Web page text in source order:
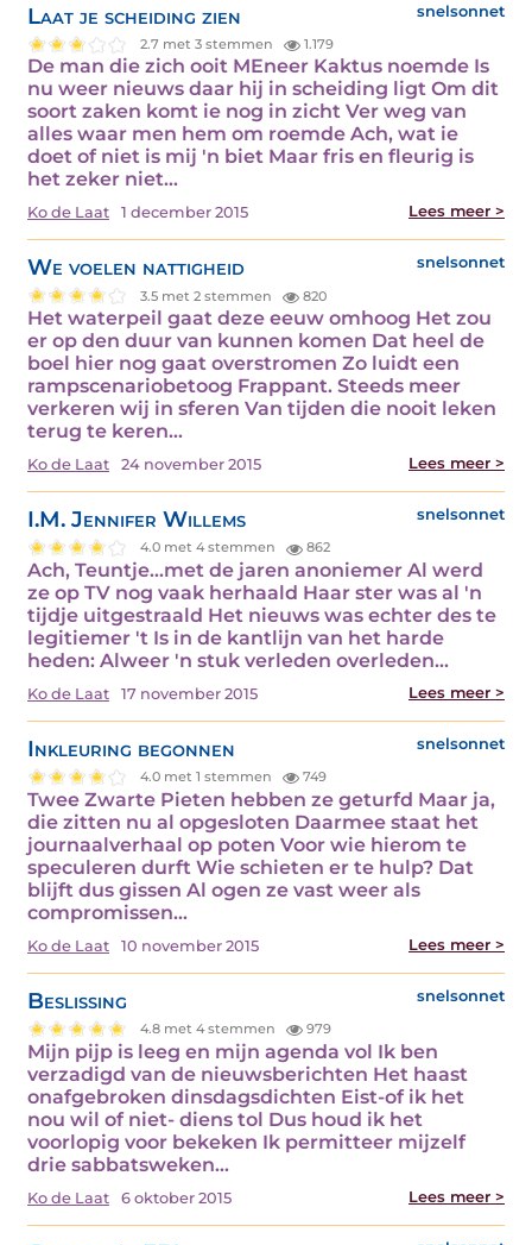
Laat je scheiding zien snelsonnet
2.7 met 3 stemmen 1.179
De man die zich ooit MEneer Kaktus noemde Is
nu weer nieuws daar hij in scheiding ligt Om dit
soort zaken komt ie nog in zicht Ver weg van
alles waar men hem om roemde Ach, wat ie
doet of niet is mij 'n biet Maar fris en fleurig is
het zeker niet…
Ko de Laat 1 december 2015 Lees meer >
We voelen nattigheid snelsonnet
3.5 met 2 stemmen 820
Het waterpeil gaat deze eeuw omhoog Het zou
er op den duur van kunnen komen Dat heel de
boel hier nog gaat overstromen Zo luidt een
rampscenariobetoog Frappant. Steeds meer
verkeren wij in sferen Van tijden die nooit leken
terug te keren…
Ko de Laat 24 november 2015 Lees meer >
I.M. Jennifer Willems snelsonnet
4.0 met 4 stemmen 862
Ach, Teuntje...met de jaren anoniemer Al werd
ze op TV nog vaak herhaald Haar ster was al 'n
tijdje uitgestraald Het nieuws was echter des te
legitiemer 't Is in de kantlijn van het harde
heden: Alweer 'n stuk verleden overleden…
Ko de Laat 17 november 2015 Lees meer >
Inkleuring begonnen snelsonnet
4.0 met 1 stemmen 749
Twee Zwarte Pieten hebben ze geturfd Maar ja,
die zitten nu al opgesloten Daarmee staat het
journaalverhaal op poten Voor wie hierom te
speculeren durft Wie schieten er te hulp? Dat
blijft dus gissen Al ogen ze vast weer als
compromissen…
Ko de Laat 10 november 2015 Lees meer >
Beslissing snelsonnet
4.8 met 4 stemmen 979
Mijn pijp is leeg en mijn agenda vol Ik ben
verzadigd van de nieuwsberichten Het haast
onafgebroken dinsdagsdichten Eist-of ik het
nou wil of niet- diens tol Dus houd ik het
voorlopig voor bekeken Ik permitteer mijzelf
drie sabbatsweken…
Ko de Laat 6 oktober 2015 Lees meer >